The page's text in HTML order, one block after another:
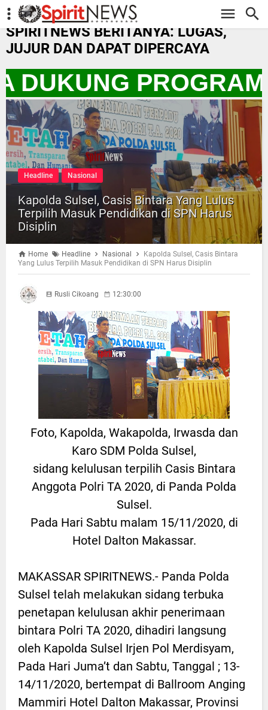
-->
SPIRITNEWS BERITANYA: LUGAS,
JUJUR DAN DAPAT DIPERCAYA
PROGRAM
Headline Nasional
Kapolda Sulsel, Casis Bintara Yang Lulus
Terpilih Masuk Pendidikan di SPN Harus
Disiplin
Home Headline Nasional
Kapolda Sulsel, Casis Bintara
Yang Lulus Terpilih Masuk Pendidikan di SPN Harus Disiplin
Rusli Cikoang 12:30:00
Foto, Kapolda, Wakapolda, Irwasda dan
Karo SDM Polda Sulsel,
sidang kelulusan terpilih Casis Bintara
Anggota Polri TA 2020, di Panda Polda
Sulsel.
Pada Hari Sabtu malam 15/11/2020, di
Hotel Dalton Makassar.
MAKASSAR SPIRITNEWS.- Panda Polda
Sulsel telah melakukan sidang terbuka
penetapan kelulusan akhir penerimaan
bintara Polri TA 2020, dihadiri langsung
oleh Kapolda Sulsel Irjen Pol Merdisyam,
Pada Hari Juma’t dan Sabtu, Tanggal ; 13-
14/11/2020, bertempat di Ballroom Anging
Mammiri Hotel Dalton Makassar, Provinsi